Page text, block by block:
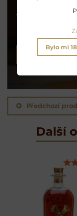
Koktejly
Exotické
NAMÍCHAT
Předchozí
Další
Bylo mi